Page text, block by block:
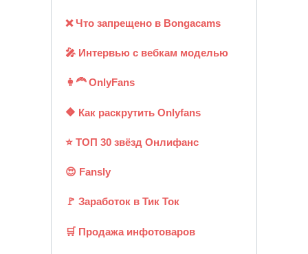
❌ Что запрещено в Bongacams
🎤 Интервью с вебкам моделью
👩‍🦰 OnlyFans
🔶 Как раскрутить Onlyfans
⭐ ТОП 30 звёзд Онлифанс
😍 Fansly
🚩 Заработок в Тик Ток
🛒 Продажа инфотоваров